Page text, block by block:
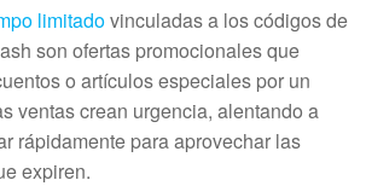
limitadovinculadas a los códigos de
son ofertas promocionales que
o artículos especiales por un
ventas crean urgencia, alentando a
rápidamente para aprovechar las
expiren.